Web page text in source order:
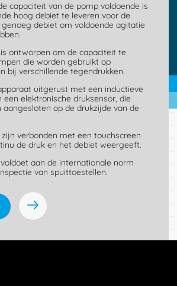
capaciteit van de pomp voldoende is
hoog debiet te leveren voor de
debiet om voldoende agitatie
ontworpen om de capaciteit te
die worden gebruikt op
bij verschillende tegendrukken.
uitgerust met een inductieve
een elektronische druksensor, die
op de drukzijde van de
verbonden met een touchscreen
de druk en het debiet weergeeft.
aan de internationale norm
van spuittoestellen.